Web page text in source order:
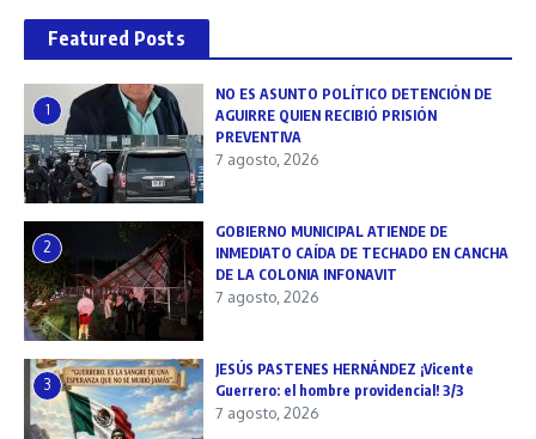
Featured Posts
1
NO ES ASUNTO POLÍTICO DETENCIÓN DE
AGUIRRE QUIEN RECIBIÓ PRISIÓN
PREVENTIVA
7 agosto, 2026
2
GOBIERNO MUNICIPAL ATIENDE DE
INMEDIATO CAÍDA DE TECHADO EN CANCHA
DE LA COLONIA INFONAVIT
7 agosto, 2026
3
JESÚS PASTENES HERNÁNDEZ ¡Vicente
Guerrero: el hombre providencial! 3/3
7 agosto, 2026